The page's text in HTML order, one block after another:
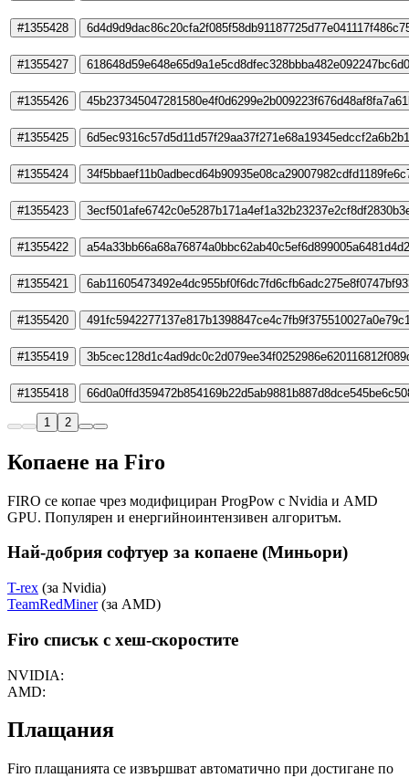
#1355428
#1355427
#1355426
#1355425
#1355424
#1355423
#1355422
#1355421
#1355420
#1355419
#1355418
1 2
Копаене на Firo
FIRO се копае чрез модифициран ProgPow с Nvidia и AMD
GPU. Популярен и енергийноинтензивен алгоритъм.
Най-добрия софтуер за копаене (Миньори)
T-rex (за Nvidia)
TeamRedMiner(за AMD)
Firo списък с хеш-скоростите
NVIDIA:
AMD:
Плащания
Firo плащанията се извършват автоматично при достигане по